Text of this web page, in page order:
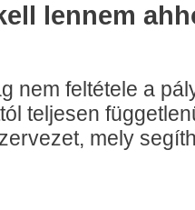
lennem
nem feltétele a
teljesen
mely